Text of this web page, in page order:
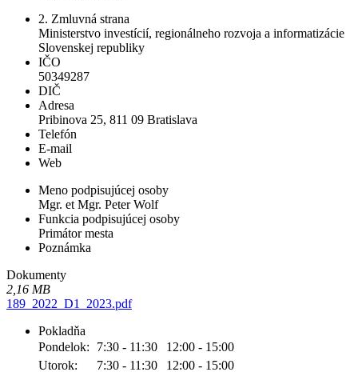
2. Zmluvná strana
Ministerstvo investícií, regionálneho rozvoja a informatizácie
Slovenskej republiky
IČO
50349287
DIČ
Adresa
Pribinova 25, 811 09 Bratislava
Telefón
E-mail
Web
Meno podpisujúcej osoby
Mgr. et Mgr. Peter Wolf
Funkcia podpisujúcej osoby
Primátor mesta
Poznámka
Dokumenty
2,16 MB
189_2022_D1_2023.pdf
Pokladňa
Pondelok:
7:30 - 11:30
12:00 - 15:00
Utorok:
7:30 - 11:30 12:00 - 15:00